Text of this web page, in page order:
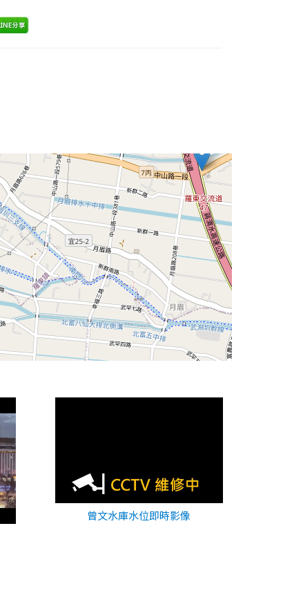
曾文水庫水位即時影像